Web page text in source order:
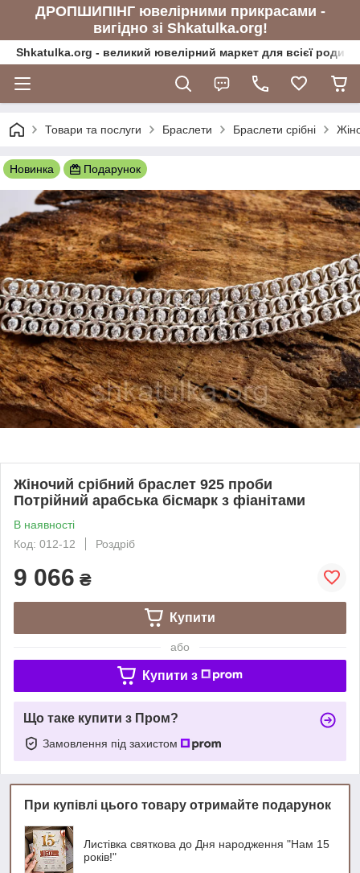
ДРОПШИПІНГ ювелірними прикрасами -
вигідно зі Shkatulka.org!
Shkatulka.org - великий ювелірний маркет для всієї
Товари та послуги Браслети Браслети срібні
Новинка Подарунок
Жіночий срібний браслет 925 проби
Потрійний арабська бісмарк з фіанітами
В наявності
Код: 012-12
Роздріб
9 066 ₴
Купити
або
Купити з
Що таке купити з Пром?
Замовлення під захистом
При купівлі цього товару отримайте подарунок
Листівка святкова до Дня народження "Нам 15
років!"